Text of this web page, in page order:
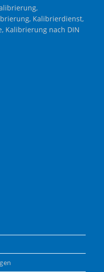
Kalibrierdienst,
Kalibrierung nach DIN